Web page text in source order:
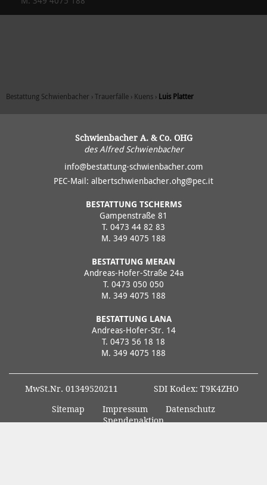
Bestattung Schwienbacher ›Trauerfälle › Kuens › Luis Platter
Schwienbacher A. & Co. OHG
des Alfred Schwienbacher
info@bestattung-schwienbacher.com
PEC-Mail: albertschwienbacher.ohg@pec.it
BESTATTUNG TSCHERMS
Gampenstraße 81
T. 0473 44 82 83
M. 349 4075 188
BESTATTUNG MERAN
Andreas-Hofer-Straße 24a
T. 0473 050 050
M. 349 4075 188
BESTATTUNG LANA
Andreas-Hofer-Str. 14
T. 0473 56 18 18
M. 349 4075 188
MwSt.Nr. 01349520211
SDI Kodex: T9K4ZHO
Sitemap
Impressum
Datenschutz
Spendenaktion